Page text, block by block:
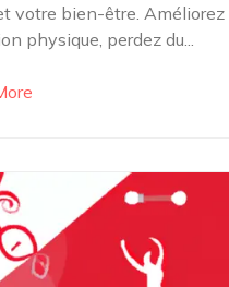
votre bien-être. Améliorez
physique, perdez du...